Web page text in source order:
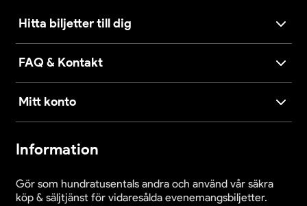
Hitta biljetter till dig
FAQ & Kontakt
Mitt konto
Information
Gör som hundratusentals andra och använd vår säkra
köp & säljtjänst för vidaresålda evenemangsbiljetter.